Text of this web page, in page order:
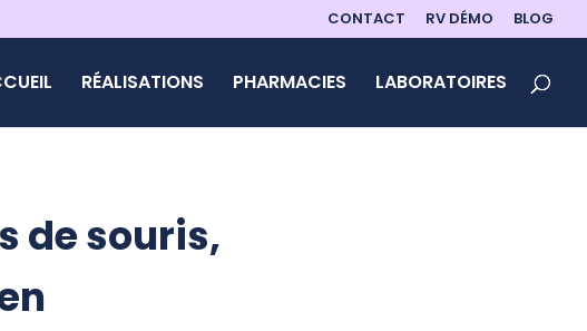
CONTACT RV DÉMO BLOG
RÉALISATIONS PHARMACIES LABORATOIRES
de souris,